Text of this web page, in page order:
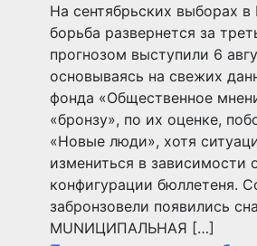
На сентябрьских выборах в
борьба развернется за
прогнозом выступили 6
основываясь на свежих
фонда «Общественное
«бронзу», по их оценке,
«Новые люди», хотя
измениться в зависимости
конфигурации бюллетеня.
забронзовели появились
MUNИЦИПАЛЬНАЯ […]